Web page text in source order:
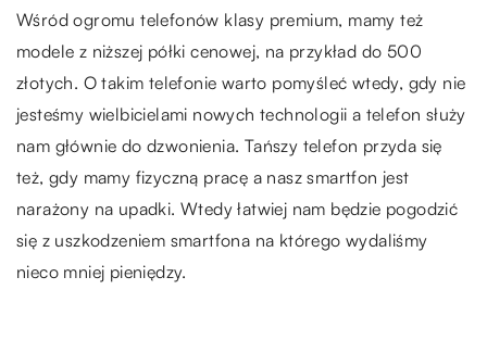
Wśród ogromu telefonów klasy premium, mamy też
modele z niższej półki cenowej, na przykład do 500
złotych. O takim telefonie warto pomyśleć wtedy, gdy nie
jesteśmy wielbicielami nowych technologii a telefon służy
nam głównie do dzwonienia. Tańszy telefon przyda się
też, gdy mamy fizyczną pracę a nasz smartfon jest
narażony na upadki. Wtedy łatwiej nam będzie pogodzić
się z uszkodzeniem smartfona na którego wydaliśmy
nieco mniej pieniędzy.